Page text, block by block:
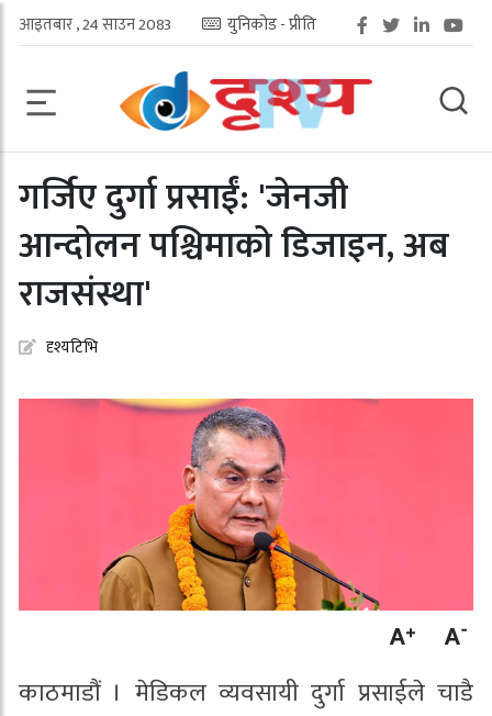
आइतबार , 24 साउन 2083 युनिकोड - प्रीति
गर्जिए दुर्गा प्रसाईं: 'जेनजी
आन्दोलन पश्चिमाको डिजाइन, अब
राजसंस्था'
दृश्यटिभि
काठमाडौं । मेडिकल व्यवसायी दुर्गा प्रसाईले चाडै